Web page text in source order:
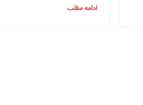
ادامه مطلب